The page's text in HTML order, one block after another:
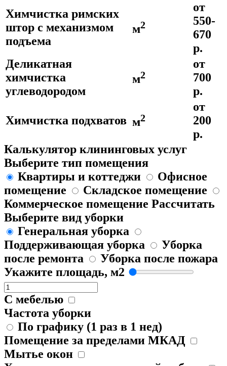
Химчистка римских
штор с механизмом
подъема
м2
от
550-
670
р.
Деликатная
химчистка
углеводородом
м2
от
700
р.
Химчистка подхватов м2
от
200
р.
Калькулятор клининговых услуг
Выберите тип помещения
Квартиры и коттеджи
Офисное
помещение
Складское помещение
Коммерческое помещение Рассчитать
Выберите вид уборки
Генеральная уборка
Поддерживающая уборка
Уборка
после ремонта
Уборка после пожара
Укажите площадь, м2
С мебелью
Частота уборки
По графику (1 раз в 1 нед)
Помещение за пределами МКАД
Мытье окон